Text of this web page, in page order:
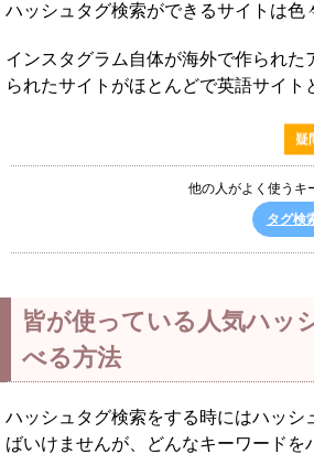
ハッシュタグ検索ができるサイトは色
インスタグラム自体が海外で作られた
られたサイトがほとんどで英語サイト
疑
他の人がよく使うキ
タグ検
皆が使っている人気ハッ
べる方法
ハッシュタグ検索をする時にはハッシ
ばいけませんが、どんなキーワードを